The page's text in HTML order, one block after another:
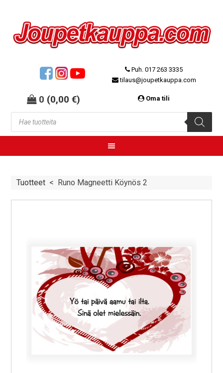
0 (0,00€)
Puh. 017 263 3335
tilaus@joupetkauppa.com
Oma tili
Tuotteet < Runo Magneetti Köynös 2